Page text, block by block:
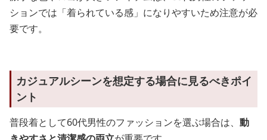
ションでは「着られている感」になりやすいため注意が必
要です。
カジュアルシーンを想定する場合に見るべきポイ
ント
普段着として60代男性のファッションを選ぶ場合は、 動